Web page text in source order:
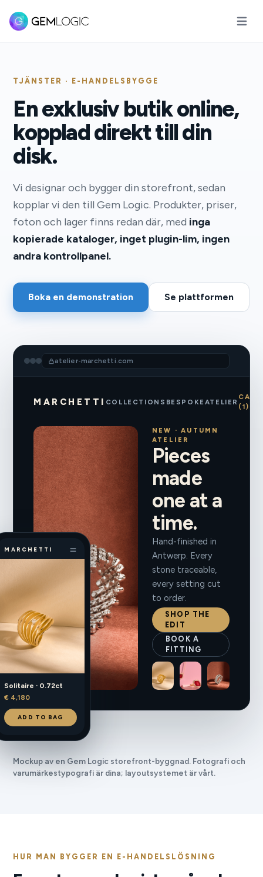
TJÄNSTER · E-HANDELSBYGGE
En exklusiv butik online,
kopplad direkt till din
disk.
Vi designar och bygger din storefront, sedan
kopplar vi den till Gem Logic. Produkter, priser,
foton och lager finns redan där, med inga
kopierade kataloger, inget plugin-lim, ingen
andra kontrollpanel.
Boka en demonstration Se plattformen
atelier-marchetti.com
MARCHETTI COLLECTIONS BESPOKE ATELIER
CART
(1)
NEW · AUTUMN
ATELIER
Pieces
made
one at a
time.
Hand-finished in
Antwerp. Every
stone traceable,
every setting cut
to order.
SHOP THE
EDIT
BOOK A
FITTING
MARCHETTI
Solitaire · 0.72ct
€ 4,180
ADD TO BAG
Mockup av en Gem Logic storefront-byggnad. Fotografi och
varumärkestypografi är dina; layoutsystemet är vårt.
HUR MAN BYGGER EN E-HANDELSLÖSNING